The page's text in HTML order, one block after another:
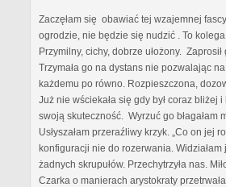
Zaczęłam się obawiać tej wzajemnej
ogrodzie, nie będzie się nudzić . To
Przymilny, cichy, dobrze ułożony.
Trzymała go na dystans nie pozwalając
każdemu po równo. Rozpieszczona,
Już nie wściekała się gdy był coraz bliżej
swoją skuteczność. Wyrzuć go błagałam
Usłyszałam przeraźliwy krzyk. „Co on jej
konfiguracji nie do rozerwania.
żadnych skrupułów. Przechytrzyła nas.
Czarka o manierach arystokraty